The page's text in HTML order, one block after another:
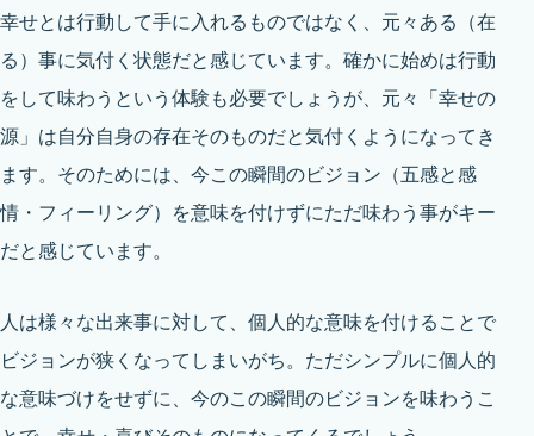
幸せとは行動して手に入れるものではなく、元々ある（在
る）事に気付く状態だと感じています。確かに始めは行動
をして味わうという体験も必要でしょうが、元々「幸せの
源」は自分自身の存在そのものだと気付くようになってき
ます。そのためには、今この瞬間のビジョン（五感と感
情・フィーリング）を意味を付けずにただ味わう事がキー
だと感じています。
人は様々な出来事に対して、個人的な意味を付けることで
ビジョンが狭くなってしまいがち。ただシンプルに個人的
な意味づけをせずに、今のこの瞬間のビジョンを味わうこ